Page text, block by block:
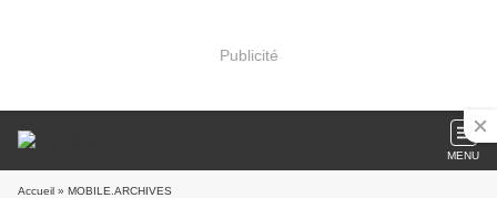
Publicité
MENU
Accueil » MOBILE.ARCHIVES